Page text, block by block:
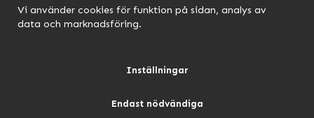
Facebook Lightforce Sweden
NORDIK AUTOMOTIVENORDIK HUNTNORDIK OUTDOOR
Vi använder cookies för funktion på sidan, analys av
data och marknadsföring.
Inställningar
Endast nödvändiga